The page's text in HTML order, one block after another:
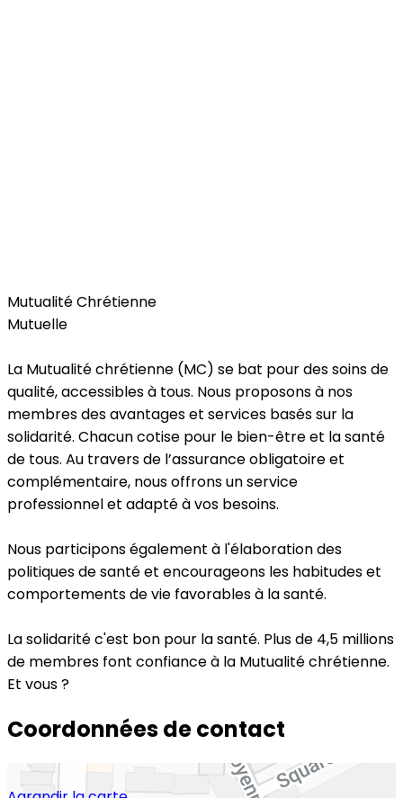
Mutualité Chrétienne
Mutuelle
La Mutualité chrétienne (MC) se bat pour des soins de
qualité, accessibles à tous. Nous proposons à nos
membres des avantages et services basés sur la
solidarité. Chacun cotise pour le bien-être et la santé
de tous. Au travers de l’assurance obligatoire et
complémentaire, nous offrons un service
professionnel et adapté à vos besoins.
Nous participons également à l'élaboration des
politiques de santé et encourageons les habitudes et
comportements de vie favorables à la santé.
La solidarité c'est bon pour la santé. Plus de 4,5 millions
de membres font confiance à la Mutualité chrétienne.
Et vous ?
Coordonnées de contact